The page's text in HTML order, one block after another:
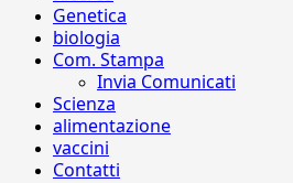
Genetica
biologia
Com. Stampa
Invia Comunicati
Scienza
alimentazione
vaccini
Contatti